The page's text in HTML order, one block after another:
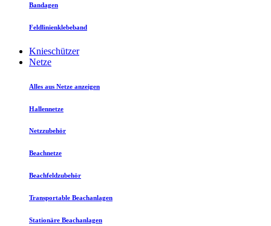
Bandagen
Feldlinienklebeband
Knieschützer
Netze
Alles aus Netze anzeigen
Hallennetze
Netzzubehör
Beachnetze
Beachfeldzubehör
Transportable Beachanlagen
Stationäre Beachanlagen